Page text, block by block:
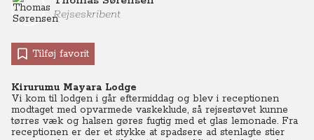
Rejseskribent
Tilføj favorit
Kirurumu Mayara Lodge
Vi kom til lodgen i går eftermiddag og blev i receptionen
modtaget med opvarmede vaskeklude, så rejsestøvet kunne
tørres væk og halsen gøres fugtig med et glas lemonade. Fra
receptionen er der et stykke at spadsere ad stenlagte stier